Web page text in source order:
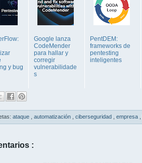
y bug
Google lanza
CodeMender
para hallar y
corregir
vulnerabilidade
s
PentDEM:
frameworks de
pentesting
inteligentes
ataque automatización ciberseguridad empresa
: